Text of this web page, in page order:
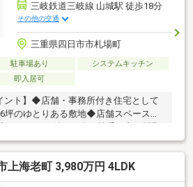
三岐鉄道三岐線 山城駅 徒歩18分
その他の交通
三重県四日市市札場町
駐車場あり
システムキッチン
即入居可
ント】◆店舗・事務所付き住宅として
のゆとりある敷地◆店舗スペース・
ただける、ゆとりある敷地と建物を備
の周辺環境】◆下野小学校まで徒歩25
32分です。◆F☆MART大矢知店まで徒
日店まで徒歩7分と毎日のお買い物に
上海老町 3,980万円 4LDK